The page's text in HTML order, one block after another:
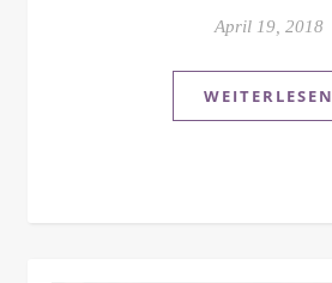
April 19, 2018
WEITERLESEN